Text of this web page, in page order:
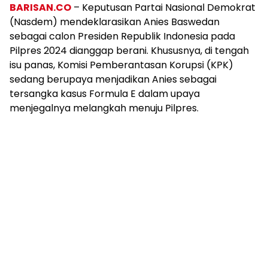
BARISAN.CO – Keputusan Partai Nasional Demokrat
(Nasdem) mendeklarasikan Anies Baswedan
sebagai calon Presiden Republik Indonesia pada
Pilpres 2024 dianggap berani. Khususnya, di tengah
isu panas, Komisi Pemberantasan Korupsi (KPK)
sedang berupaya menjadikan Anies sebagai
tersangka kasus Formula E dalam upaya
menjegalnya melangkah menuju Pilpres.